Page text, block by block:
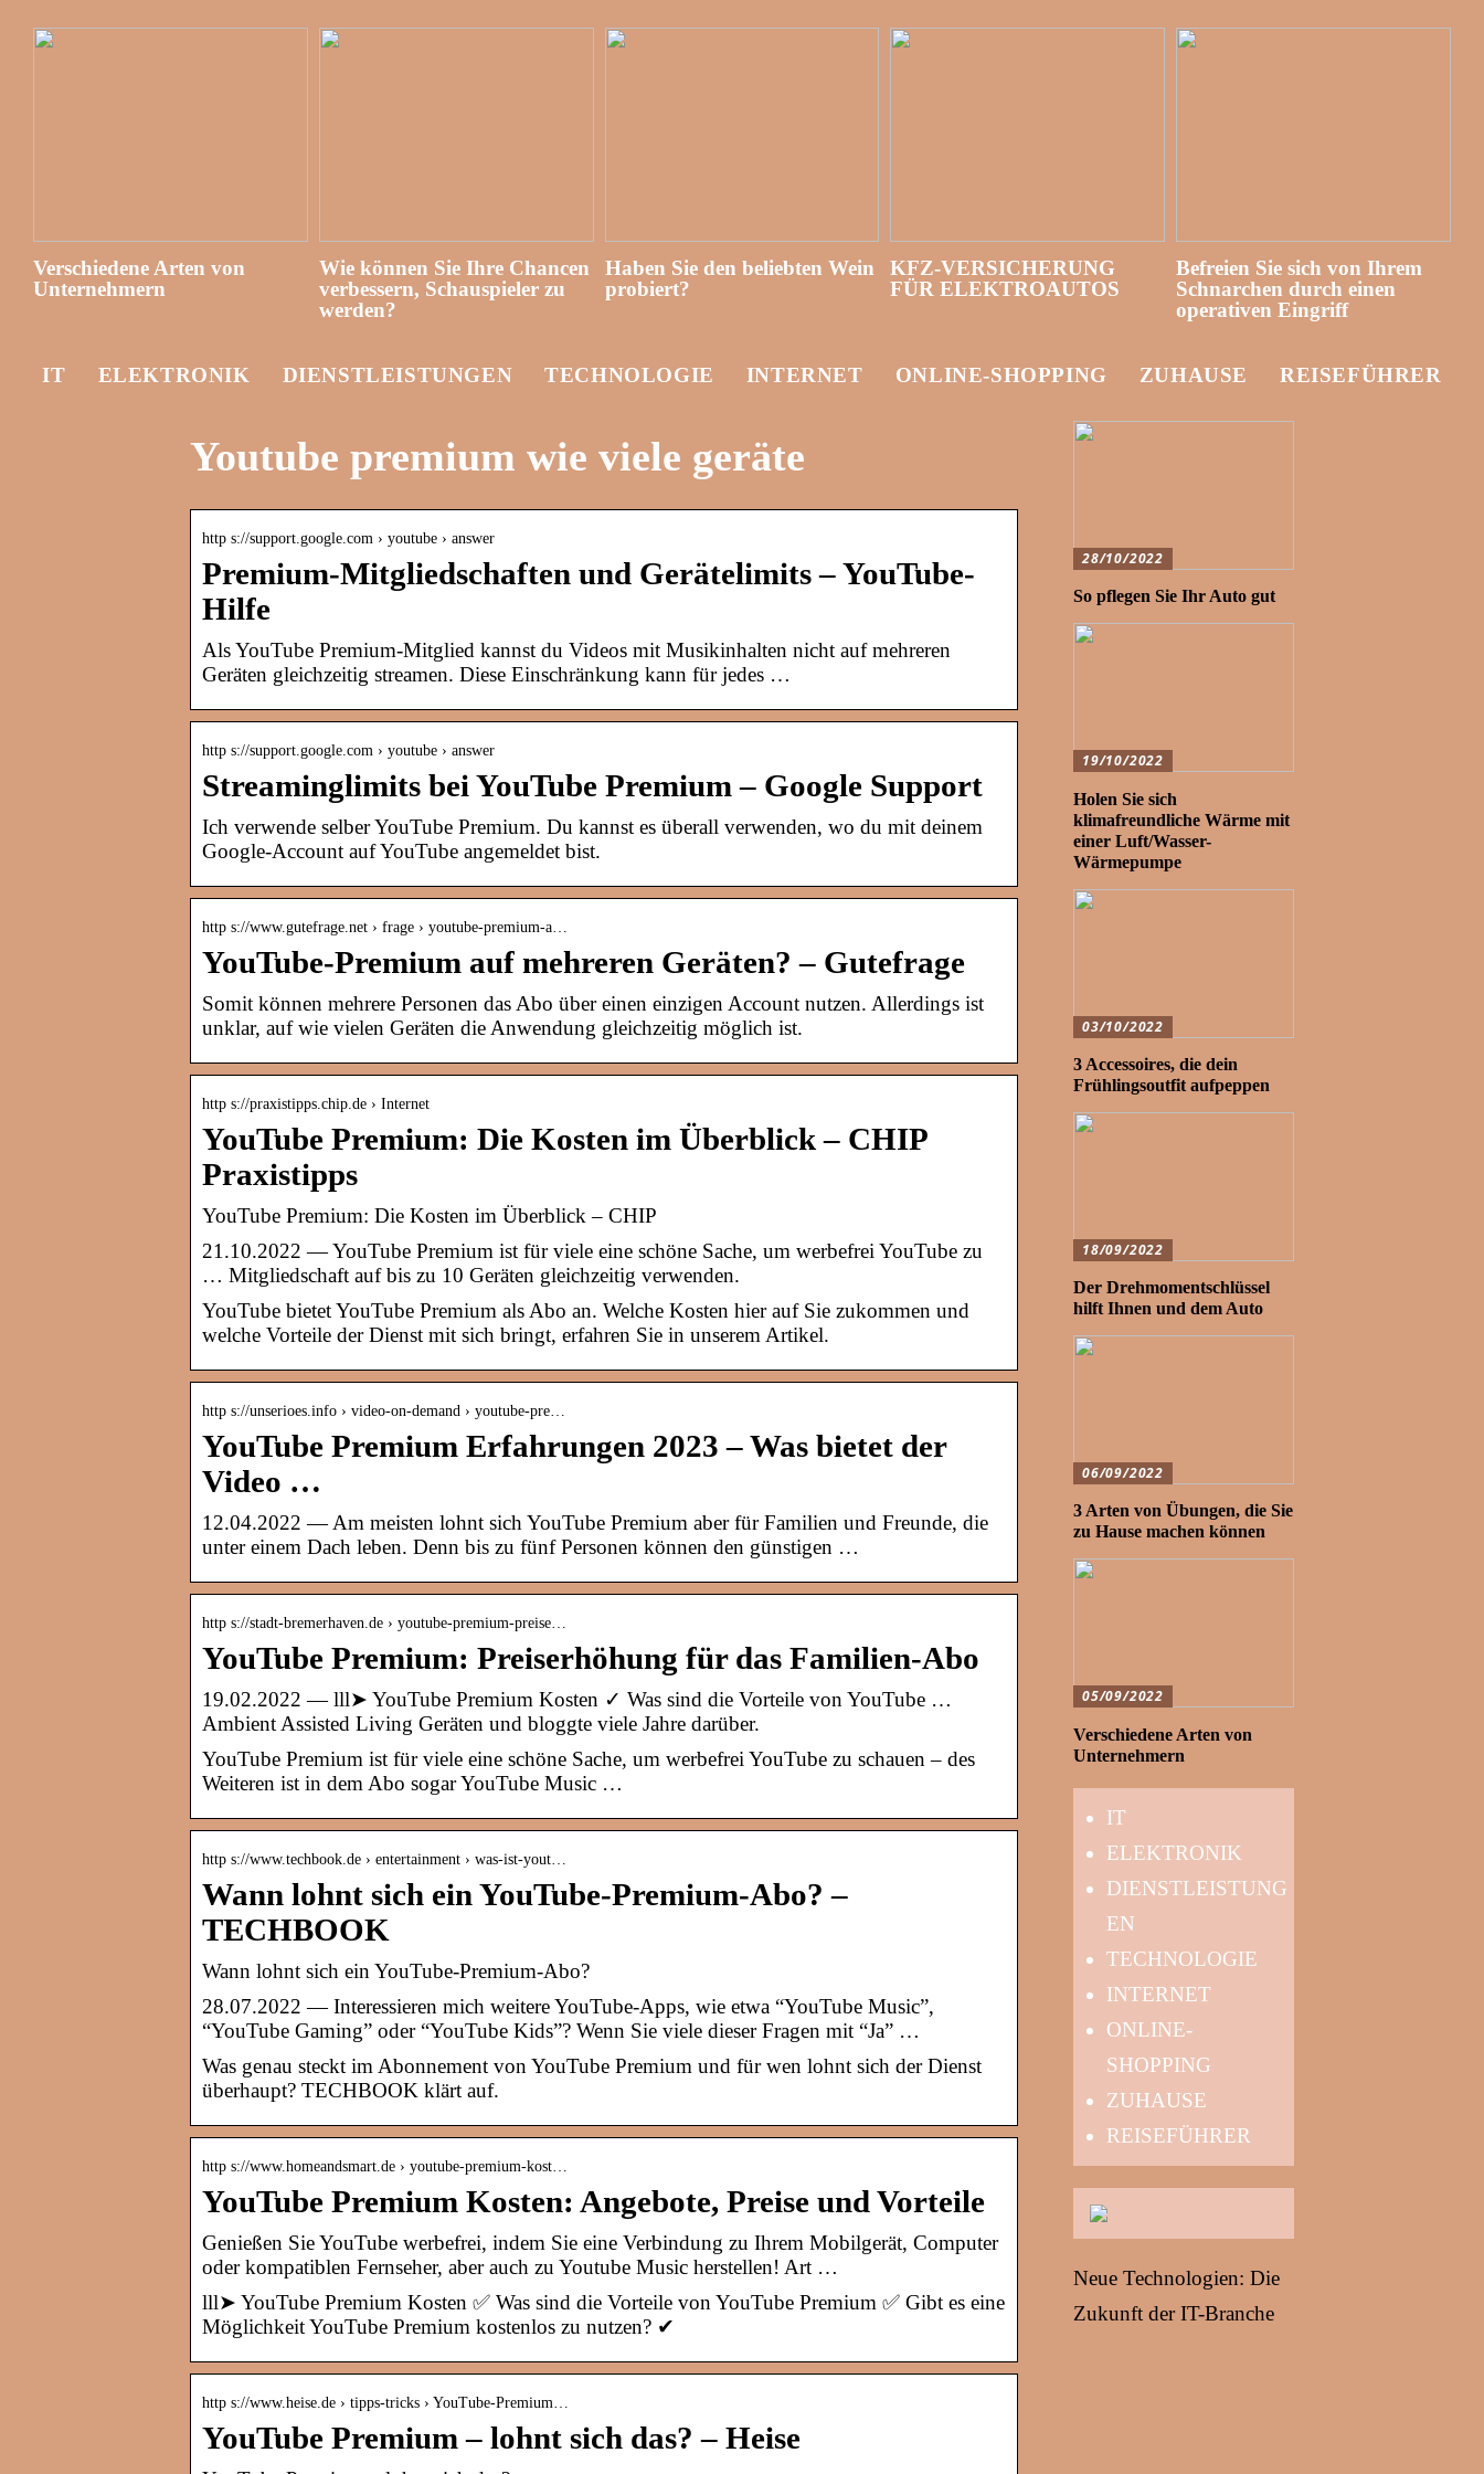
Verschiedene Arten von
Unternehmern
Wie können Sie Ihre Chancen
verbessern, Schauspieler zu
werden?
Haben Sie den beliebten Wein
probiert?
KFZ-VERSICHERUNG
FÜR ELEKTROAUTOS
Befreien Sie sich von Ihrem
Schnarchen durch einen
operativen Eingriff
IT ELEKTRONIK DIENSTLEISTUNGEN TECHNOLOGIE INTERNET ONLINE-SHOPPING ZUHAUSE REISEFÜHRER
Youtube premium wie viele geräte
http s://support.google.com › youtube › answer
Premium-Mitgliedschaften und Gerätelimits – YouTube-
Hilfe
Als YouTube Premium-Mitglied kannst du Videos mit Musikinhalten nicht auf mehreren
Geräten gleichzeitig streamen. Diese Einschränkung kann für jedes …
http s://support.google.com › youtube › answer
Streaminglimits bei YouTube Premium – Google Support
Ich verwende selber YouTube Premium. Du kannst es überall verwenden, wo du mit deinem
Google-Account auf YouTube angemeldet bist.
http s://www.gutefrage.net › frage › youtube-premium-a…
YouTube-Premium auf mehreren Geräten? – Gutefrage
Somit können mehrere Personen das Abo über einen einzigen Account nutzen. Allerdings ist
unklar, auf wie vielen Geräten die Anwendung gleichzeitig möglich ist.
http s://praxistipps.chip.de › Internet
YouTube Premium: Die Kosten im Überblick – CHIP
Praxistipps
YouTube Premium: Die Kosten im Überblick – CHIP
21.10.2022 — YouTube Premium ist für viele eine schöne Sache, um werbefrei YouTube zu
… Mitgliedschaft auf bis zu 10 Geräten gleichzeitig verwenden.
YouTube bietet YouTube Premium als Abo an. Welche Kosten hier auf Sie zukommen und
welche Vorteile der Dienst mit sich bringt, erfahren Sie in unserem Artikel.
http s://unserioes.info › video-on-demand › youtube-pre…
YouTube Premium Erfahrungen 2023 – Was bietet der
Video …
12.04.2022 — Am meisten lohnt sich YouTube Premium aber für Familien und Freunde, die
unter einem Dach leben. Denn bis zu fünf Personen können den günstigen …
http s://stadt-bremerhaven.de › youtube-premium-preise…
YouTube Premium: Preiserhöhung für das Familien-Abo
19.02.2022 — lll➤ YouTube Premium Kosten ✓ Was sind die Vorteile von YouTube …
Ambient Assisted Living Geräten und bloggte viele Jahre darüber.
YouTube Premium ist für viele eine schöne Sache, um werbefrei YouTube zu schauen – des
Weiteren ist in dem Abo sogar YouTube Music …
http s://www.techbook.de › entertainment › was-ist-yout…
Wann lohnt sich ein YouTube-Premium-Abo? –
TECHBOOK
Wann lohnt sich ein YouTube-Premium-Abo?
28.07.2022 — Interessieren mich weitere YouTube-Apps, wie etwa “YouTube Music”,
“YouTube Gaming” oder “YouTube Kids”? Wenn Sie viele dieser Fragen mit “Ja” …
Was genau steckt im Abonnement von YouTube Premium und für wen lohnt sich der Dienst
überhaupt? TECHBOOK klärt auf.
http s://www.homeandsmart.de › youtube-premium-kost…
YouTube Premium Kosten: Angebote, Preise und Vorteile
Genießen Sie YouTube werbefrei, indem Sie eine Verbindung zu Ihrem Mobilgerät, Computer
oder kompatiblen Fernseher, aber auch zu Youtube Music herstellen! Art …
lll➤ YouTube Premium Kosten ✅ Was sind die Vorteile von YouTube Premium ✅ Gibt es eine
Möglichkeit YouTube Premium kostenlos zu nutzen? ✔
http s://www.heise.de › tipps-tricks › YouTube-Premium…
YouTube Premium – lohnt sich das? – Heise
28/10/2022
So pflegen Sie Ihr Auto gut
19/10/2022
Holen Sie sich
klimafreundliche Wärme mit
einer Luft/Wasser-
Wärmepumpe
03/10/2022
3 Accessoires, die dein
Frühlingsoutfit aufpeppen
18/09/2022
Der Drehmomentschlüssel
hilft Ihnen und dem Auto
06/09/2022
3 Arten von Übungen, die Sie
zu Hause machen können
05/09/2022
Verschiedene Arten von
Unternehmern
IT
ELEKTRONIK
DIENSTLEISTUNG
EN
TECHNOLOGIE
INTERNET
ONLINE-
SHOPPING
ZUHAUSE
REISEFÜHRER
Neue Technologien: Die
Zukunft der IT-Branche